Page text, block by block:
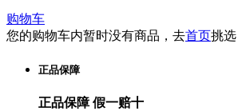
购物车
您的购物车内暂时没有商品，去首页挑选
正品保障
正品保障 假一赔十